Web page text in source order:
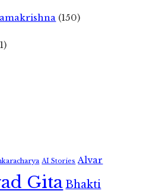
(150)
AI Stories Alvar
GitaBhakti